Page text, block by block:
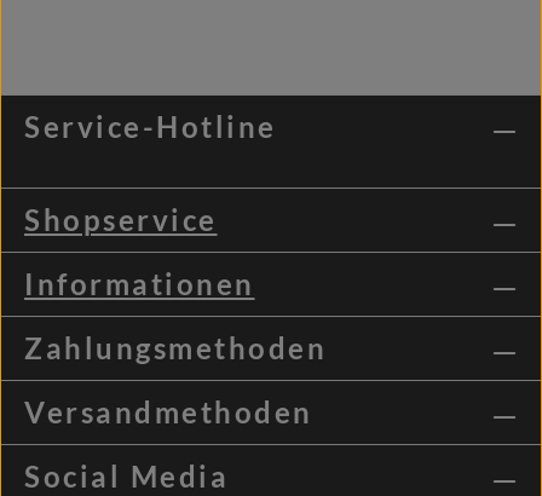
Service-Hotline
Shopservice
Informationen
Zahlungsmethoden
Versandmethoden
Social Media